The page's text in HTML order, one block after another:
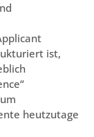
ist,
heutzutage